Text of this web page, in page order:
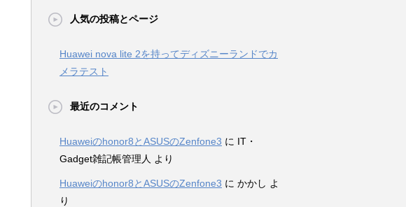
人気の投稿とページ
Huawei nova lite 2を持ってディズニーランドでカ
メラテスト
最近のコメント
Huaweiのhonor8とASUSのZenfone3 に IT・
Gadget雑記帳管理人 より
Huaweiのhonor8とASUSのZenfone3 に かかし よ
り